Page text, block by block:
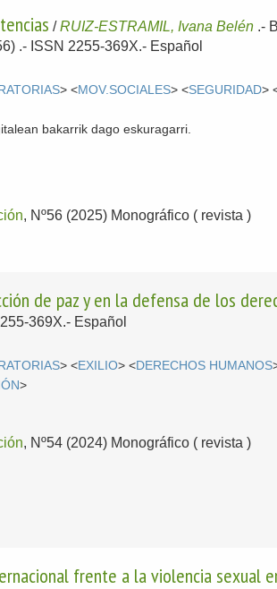
/RUIZ-ESTRAMIL, Ivana Belén .-
.- ISSN 2255-369X.- Español
> <MOV.SOCIALES> <SEGURIDAD>
bakarrik dago eskuragarri.
, Nº56 (2025) Monográfico ( revista )
de paz y en la defensa de los
369X.- Español
> <EXILIO> <DERECHOS HUMANOS
>
, Nº54 (2024) Monográfico ( revista )
frente a la violencia sexual